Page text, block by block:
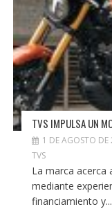
TVS IMPULSA UN
1 DE AGOSTO
TVS
La marca acerca
mediante
financiamiento y...